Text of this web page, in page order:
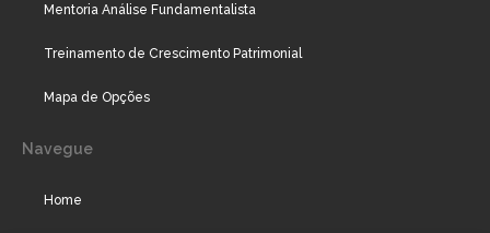
Mentoria Análise Fundamentalista
Treinamento de Crescimento Patrimonial
Mapa de Opções
Navegue
Home